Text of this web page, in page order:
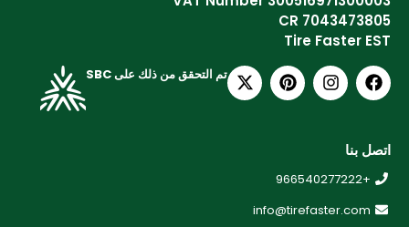
CR 7043473805
Tire Faster EST
تم التحقق من ذلك على SBC
اتصل بنا
+966540277222
info@tirefaster.com